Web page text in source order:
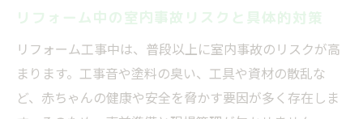
リフォーム中の室内事故リスクと具体的対策
リフォーム工事中は、普段以上に室内事故のリスクが高
まります。工事音や塗料の臭い、工具や資材の散乱な
ど、赤ちゃんの健康や安全を脅かす要因が多く存在しま